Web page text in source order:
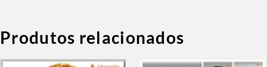
Produtos relacionados